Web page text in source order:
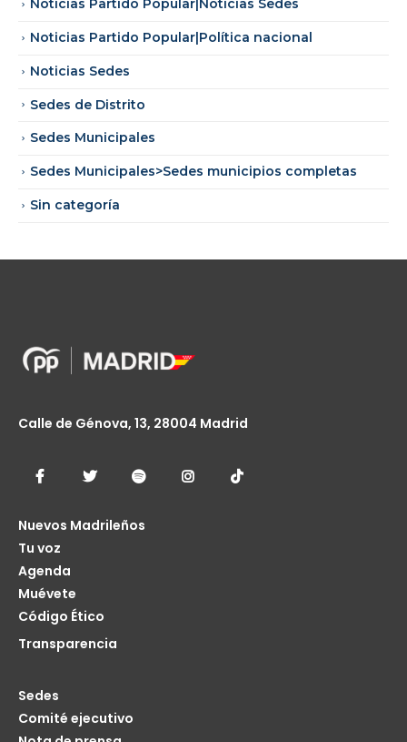
Noticias Partido Popular|Noticias Sedes
Noticias Partido Popular|Política nacional
Noticias Sedes
Sedes de Distrito
Sedes Municipales
Sedes Municipales>Sedes municipios completas
Sin categoría
Calle de Génova, 13, 28004 Madrid
Nuevos Madrileños
Tu voz
Agenda
Muévete
Código Ético
Transparencia
Sedes
Comité ejecutivo